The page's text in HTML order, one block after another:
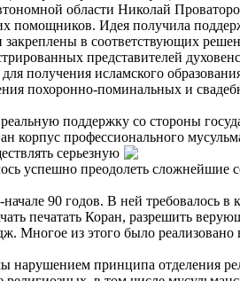
области Николай
помощников. Идея получила
в соответствующих
представителей
получения исламского
похоронно-поминальных и
поддержку со стороны
профессионального
серьезную
успешно преодолеть сложнейшие
90 годов. В ней требовалось в
печатать Коран, разрешить
Многое из этого было
нарушением принципа отделения